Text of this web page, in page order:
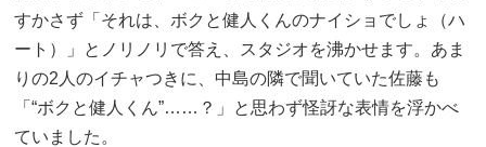
すかさず「それは、ボクと健人くんのナイショでしょ（ハ
ート）」とノリノリで答え、スタジオを沸かせます。あま
りの2人のイチャつきに、中島の隣で聞いていた佐藤も
「“ボクと健人くん”……？」と思わず怪訝な表情を浮かべ
ていました。